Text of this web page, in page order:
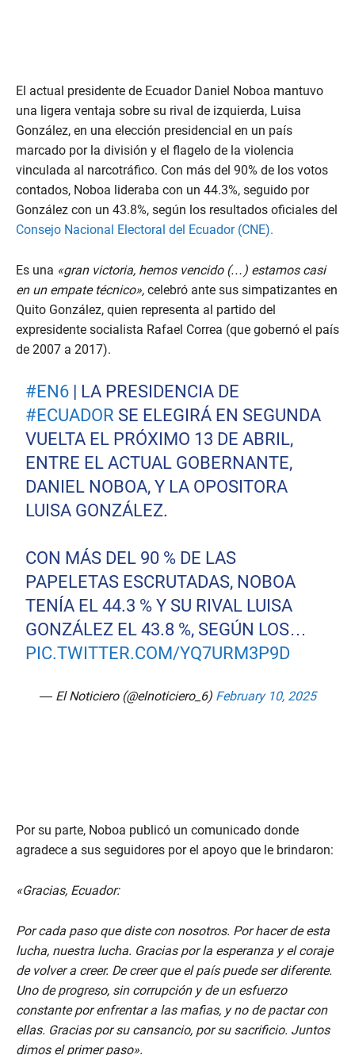
El actual presidente de Ecuador Daniel Noboa mantuvo
una ligera ventaja sobre su rival de izquierda, Luisa
González, en una elección presidencial en un país
marcado por la división y el flagelo de la violencia
vinculada al narcotráfico. Con más del 90% de los votos
contados, Noboa lideraba con un 44.3%, seguido por
González con un 43.8%, según los resultados oficiales del
Consejo Nacional Electoral del Ecuador (CNE).
Es una «gran victoria, hemos vencido (…) estamos casi
en un empate técnico», celebró ante sus simpatizantes en
Quito González, quien representa al partido del
expresidente socialista Rafael Correa (que gobernó el país
de 2007 a 2017).
#EN6 | LA PRESIDENCIA DE
#ECUADOR SE ELEGIRÁ EN SEGUNDA
VUELTA EL PRÓXIMO 13 DE ABRIL,
ENTRE EL ACTUAL GOBERNANTE,
DANIEL NOBOA, Y LA OPOSITORA
LUISA GONZÁLEZ.
CON MÁS DEL 90 % DE LAS
PAPELETAS ESCRUTADAS, NOBOA
TENÍA EL 44.3 % Y SU RIVAL LUISA
GONZÁLEZ EL 43.8 %, SEGÚN LOS…
PIC.TWITTER.COM/YQ7URM3P9D
— El Noticiero (@elnoticiero_6) February 10, 2025
Por su parte, Noboa publicó un comunicado donde
agradece a sus seguidores por el apoyo que le brindaron:
«Gracias, Ecuador:
Por cada paso que diste con nosotros. Por hacer de esta
lucha, nuestra lucha. Gracias por la esperanza y el coraje
de volver a creer. De creer que el país puede ser diferente.
Uno de progreso, sin corrupción y de un esfuerzo
constante por enfrentar a las mafias, y no de pactar con
ellas. Gracias por su cansancio, por su sacrificio. Juntos
dimos el primer paso».